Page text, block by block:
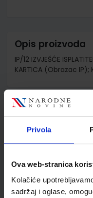
Privola
Ova web-stranica
Kolačiće
sadržaj i oglase,
Opis proizvoda
IP/12 IZVJEŠĆE
KARTICA (Obrazac
Detalji proizvoda
Šifra proizvoda
Jedinična mjera